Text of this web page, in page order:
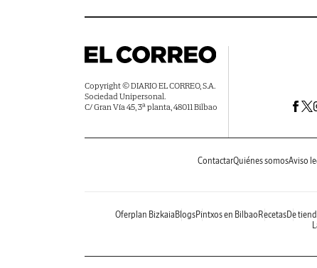
Copyright © DIARIO EL CORREO, S.A.
Sociedad Unipersonal.
C/ Gran Vía 45, 3ª planta, 48011 Bilbao
ContactarQuiénes somosAviso
Oferplan Bizkaia BlogsPintxos en Bilbao RecetasDe